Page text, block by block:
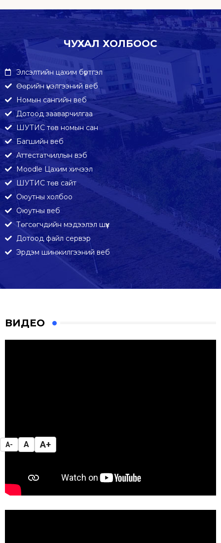
ЧУХАЛ ХОЛБООС
Элсэлтийн цахим бүртгэл
Өөрийн үнэлгээний веб
Номын сангийн веб
Дотоод зааварчилгаа
ШУТИС төв номын сан
Багшийн веб
Аттестатчиллын вэб
Moodle Цахим хичээл
ШУТИС төв сайт
Оюутны холбоо
Оюутны веб
Төгсөгчдийн мэдээлэл шүүх
Дотоод файл сервэр
Эрдэм шинжилгээний веб
ВИДЕО
A- A A+